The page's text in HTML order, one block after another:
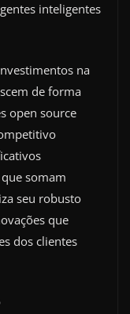
inteligentes
na
de forma
open source
somam
seu robusto
que
dos clientes